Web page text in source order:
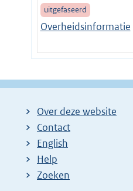
uitgefaseerd
Overheidsinformatie
Over deze website
Contact
English
Help
Zoeken